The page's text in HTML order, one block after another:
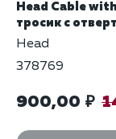
Head Cable
тросик с
Head
378769
900,00 ₽